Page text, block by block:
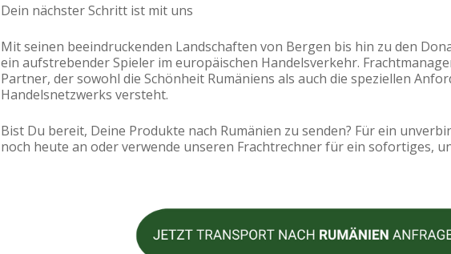
Dein nächster Schritt ist mit uns
Mit seinen beeindruckenden Landschaften von Bergen bis hin zu den
ein aufstrebender Spieler im europäischen Handelsverkehr.
Partner, der sowohl die Schönheit Rumäniens als auch die speziellen
Handelsnetzwerks versteht.
Bist Du bereit, Deine Produkte nach Rumänien zu senden? Für ein
noch heute an oder verwende unseren Frachtrechner für ein sofortiges,